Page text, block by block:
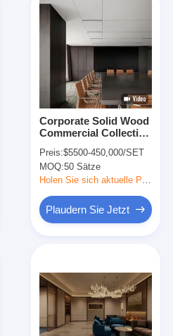
Corporate Solid Wood
Commercial Collection
Handgefertigter
Holzrahmen Möbel für
Luxus-Geschäftsclubs
Holzrahmen
Preis:$5500-450,000/SET
MOQ:50 Sätze
Plaudern Sie Jetzt